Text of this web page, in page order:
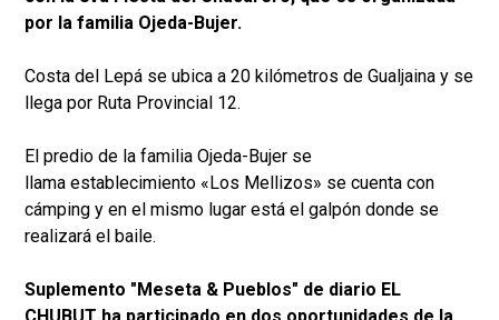
por la familia Ojeda-Bujer.
Costa del Lepá se ubica a 20 kilómetros de Gualjaina y se
llega por Ruta Provincial 12.
El predio de la familia Ojeda-Bujer se
llama establecimiento «Los Mellizos» se cuenta con
cámping y en el mismo lugar está el galpón donde se
realizará el baile.
Suplemento "Meseta & Pueblos" de diario EL